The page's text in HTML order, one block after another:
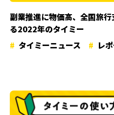
副業推進に物価高、全国旅
る2022年のタイミー
タイミーニュース
レ